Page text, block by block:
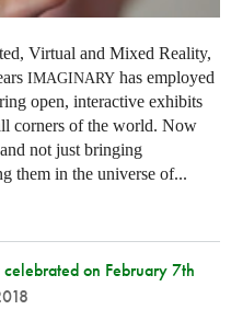
Virtual and Mixed Reality,
IMAGINARY has employed
open, interactive exhibits
corners of the world. Now
not just bringing
them in the universe of...
on February 7th